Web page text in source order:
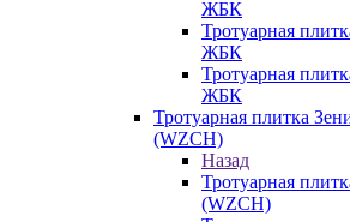
ЖБК
Тротуарная
ЖБК
Тротуарная
ЖБК
Тротуарная плитка
(WZCH)
Назад
Тротуарная
(WZCH)